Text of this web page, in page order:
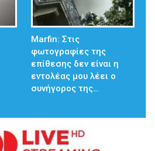
Marfin: Στις
φωτογραφίες της
επίθεσης δεν είναι η
εντολέας μου λέει ο
συνήγορος της…